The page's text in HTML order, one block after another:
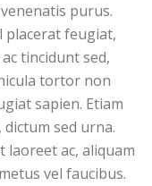
purus.
placerat feugiat,
tincidunt sed,
tortor non
sapien. Etiam
sed urna.
laoreet ac, aliquam
vel faucibus.